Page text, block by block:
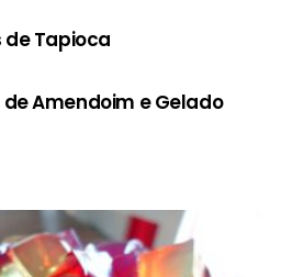
de Tapioca
Amendoim e Gelado